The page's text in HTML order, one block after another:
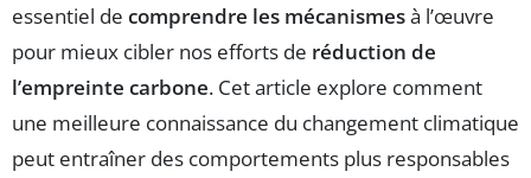
essentiel de comprendre les mécanismesà l’œuvre
pour mieux cibler nos efforts de réduction de
l’empreinte carbone. Cet article explore comment
une meilleure connaissance du changement climatique
peut entraîner des comportements plus responsables